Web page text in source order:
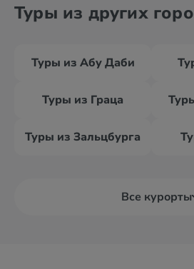
Туры из других
Туры из Абу Даби
Туры из Граца
Туры из Зальцбурга
Все курорты